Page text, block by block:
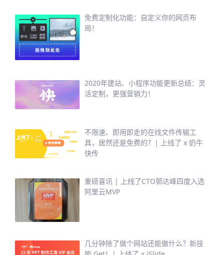
免费定制化功能：自定义你的网页布
局！
2020年建站、小程序功能更新总结：灵
活定制，更强营销力！
不限速、即用即走的在线文件传输工
具，居然还是免费的？| 上线了 x 奶牛
快传
重磅喜讯 | 上线了CTO郭达峰四度入选
阿里云MVP
几分钟除了做个网站还能做什么？新技